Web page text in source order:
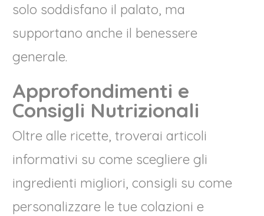
solo soddisfano il palato, ma
supportano anche il benessere
generale.
Approfondimenti e
Consigli Nutrizionali
Oltre alle ricette, troverai articoli
informativi su come scegliere gli
ingredienti migliori, consigli su come
personalizzare le tue colazioni e